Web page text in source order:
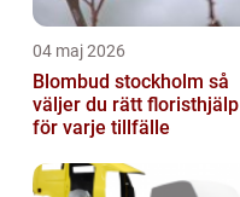
04 maj 2026
Blombud stockholm så
väljer du rätt floristhjälp
för varje tillfälle